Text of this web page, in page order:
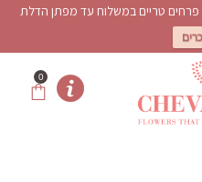
טריים במשלוח עד מפתן הדלת
0